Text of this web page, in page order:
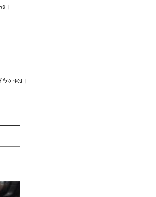
করে।